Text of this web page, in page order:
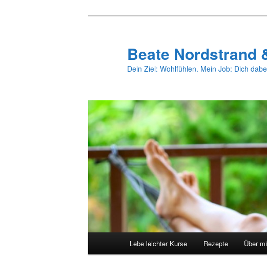
Beate Nordstrand
Dein Ziel: Wohlfühlen. Mein Job: Dich
Lebe leichter Kurse Rezepte Über